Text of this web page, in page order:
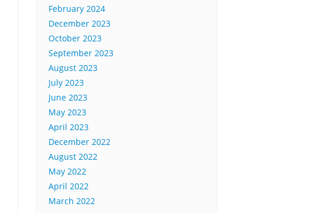
February 2024
December 2023
October 2023
September 2023
August 2023
July 2023
June 2023
May 2023
April 2023
December 2022
August 2022
May 2022
April 2022
March 2022